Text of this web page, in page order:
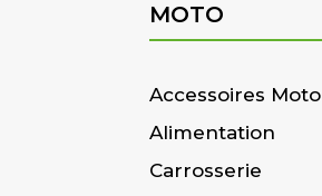
MOTO
Accessoires Moto
Alimentation
Carrosserie